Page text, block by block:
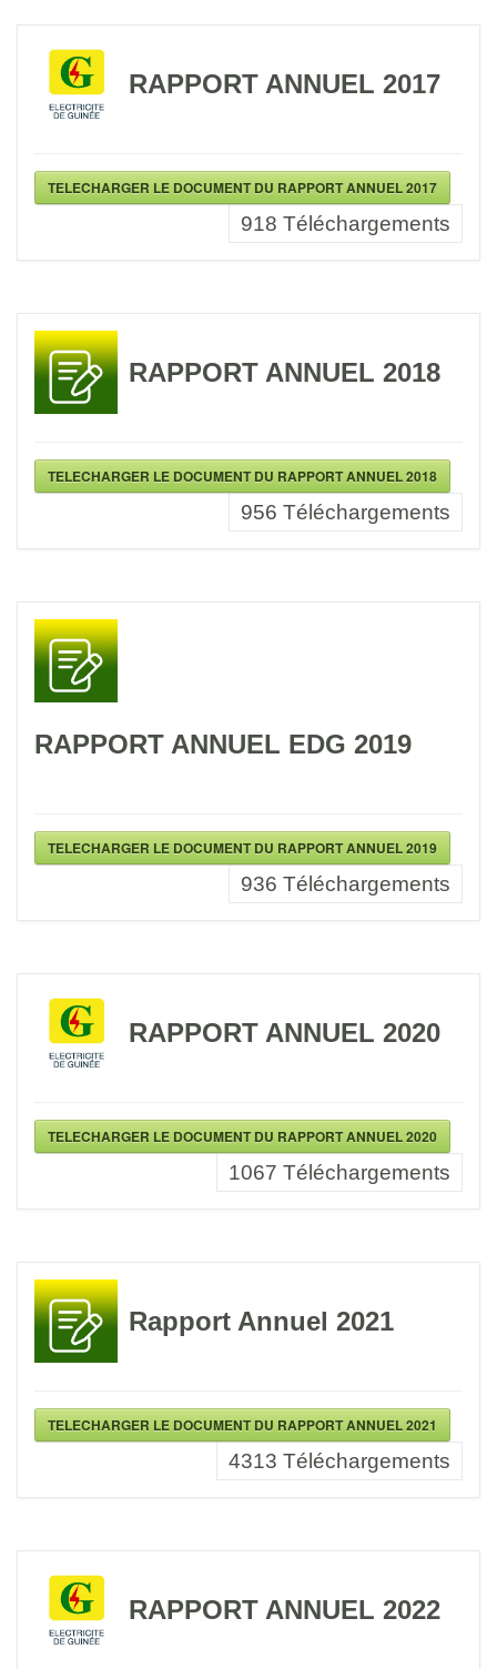
RAPPORT ANNUEL 2017
TELECHARGER LE DOCUMENT DU RAPPORT ANNUEL 2017
918 Téléchargements
RAPPORT ANNUEL 2018
TELECHARGER LE DOCUMENT DU RAPPORT ANNUEL 2018
956 Téléchargements
RAPPORT ANNUEL EDG 2019
TELECHARGER LE DOCUMENT DU RAPPORT ANNUEL 2019
936 Téléchargements
RAPPORT ANNUEL 2020
TELECHARGER LE DOCUMENT DU RAPPORT ANNUEL 2020
1067 Téléchargements
Rapport Annuel 2021
TELECHARGER LE DOCUMENT DU RAPPORT ANNUEL 2021
4313 Téléchargements
RAPPORT ANNUEL 2022